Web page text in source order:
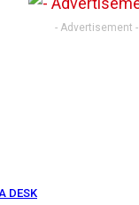
- Advertisement -
DESK